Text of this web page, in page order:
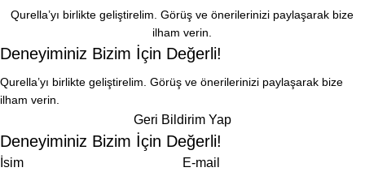
Qurella’yı birlikte geliştirelim. Görüş ve önerilerinizi paylaşarak bize
ilham verin.
Deneyiminiz Bizim İçin Değerli!
Qurella’yı birlikte geliştirelim. Görüş ve önerilerinizi paylaşarak bize
ilham verin.
Geri Bildirim Yap
Deneyiminiz Bizim İçin Değerli!
İsim E-mail